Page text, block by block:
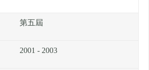
第五屆
2001 - 2003